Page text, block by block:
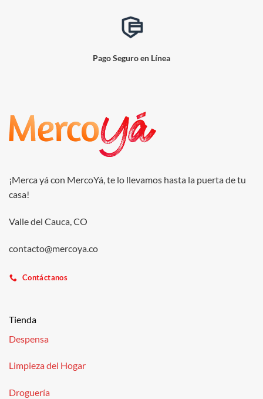
Pago Seguro en Línea
¡Merca yá con MercoYá, te lo llevamos hasta la puerta de tu
casa!
Valle del Cauca, CO
contacto@mercoya.co
Contáctanos
Tienda
Despensa
Limpieza del Hogar
Droguería